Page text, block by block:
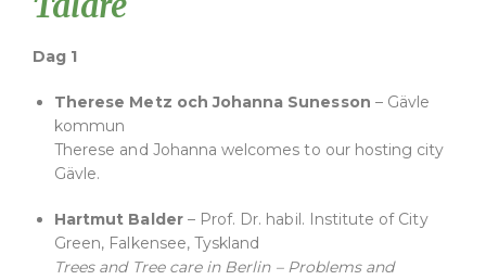
Dag 1
Therese Metz och Johanna Sunesson – Gävle
kommun
Therese and Johanna welcomes to our hosting city
Gävle.
Hartmut Balder– Prof. Dr. habil. Institute of City
Green, Falkensee, Tyskland
Trees and Tree care in Berlin – Problems and